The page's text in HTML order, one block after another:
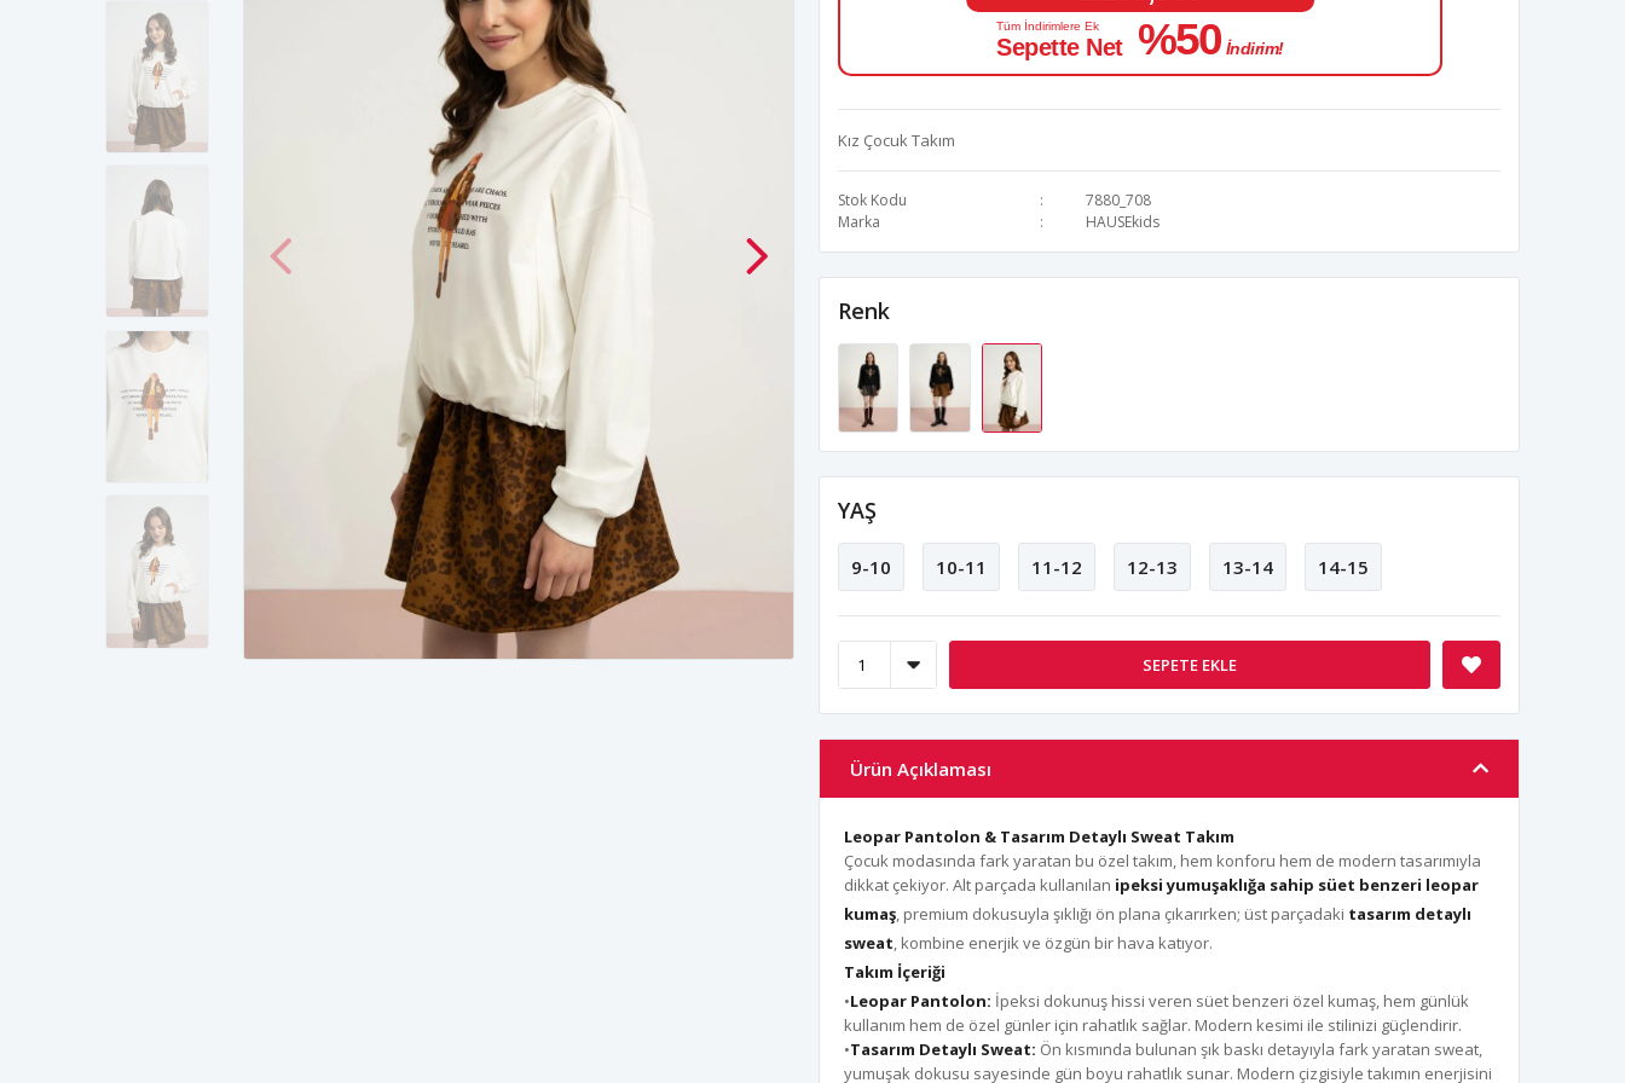
Tüm İndirimlere Ek
Sepette Net %50 İndirim!
Kız Çocuk Takım
Stok Kodu
7880_708
Marka
HAUSEkids
Renk
YAŞ
9-10 10-11 11-12 12-13 13-14 14-15
SEPETE EKLE
Ürün Açıklaması
Leopar Pantolon & Tasarım Detaylı Sweat Takım
Çocuk modasında fark yaratan bu özel takım, hem konforu hem de modern tasarımıyla
dikkat çekiyor. Alt parçada kullanılan ipeksi yumuşaklığa sahip süet benzeri leopar
kumaş, premium dokusuyla şıklığı ön plana çıkarırken; üst parçadaki tasarım detaylı
sweat, kombine enerjik ve özgün bir hava katıyor.
Takım İçeriği
•Leopar Pantolon: İpeksi dokunuş hissi veren süet benzeri özel kumaş, hem günlük
kullanım hem de özel günler için rahatlık sağlar. Modern kesimi ile stilinizi güçlendirir.
•Tasarım Detaylı Sweat: Ön kısmında bulunan şık baskı detayıyla fark yaratan sweat,
yumuşak dokusu sayesinde gün boyu rahatlık sunar. Modern çizgisiyle takımın enerjisini